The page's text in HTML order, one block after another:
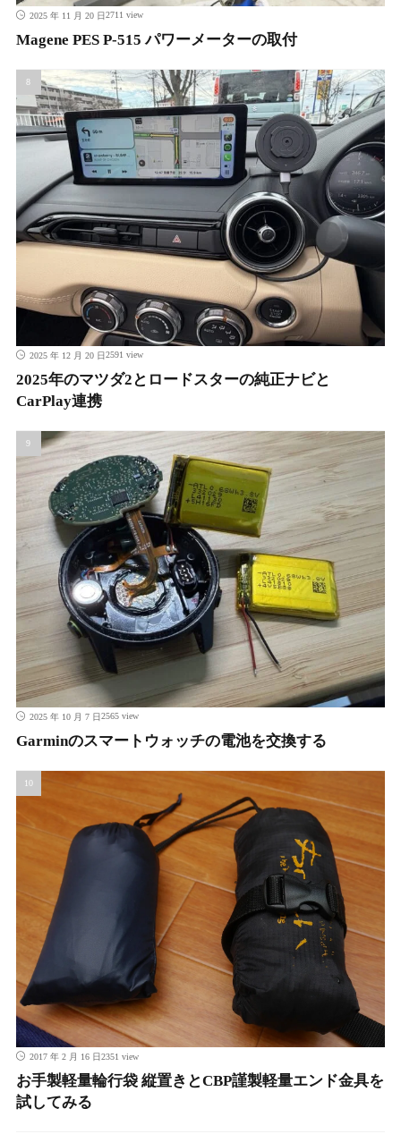
2025 年 11 月 20 日2711 view
Magene PES P-515 パワーメーターの取付
2025 年 12 月 20 日2591 view
2025年のマツダ2とロードスターの純正ナビと
CarPlay連携
2025 年 10 月 7 日2565 view
Garminのスマートウォッチの電池を交換する
2017 年 2 月 16 日2351 view
お手製軽量輪行袋 縦置きとCBP謹製軽量エンド金具を
試してみる